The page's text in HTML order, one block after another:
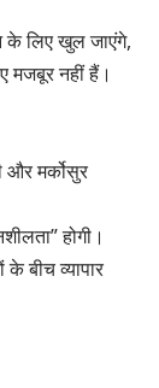
के लिए खुल जाएंगे,
मजबूर नहीं हैं।
मर्कोसुर
होगी।
बीच व्यापार